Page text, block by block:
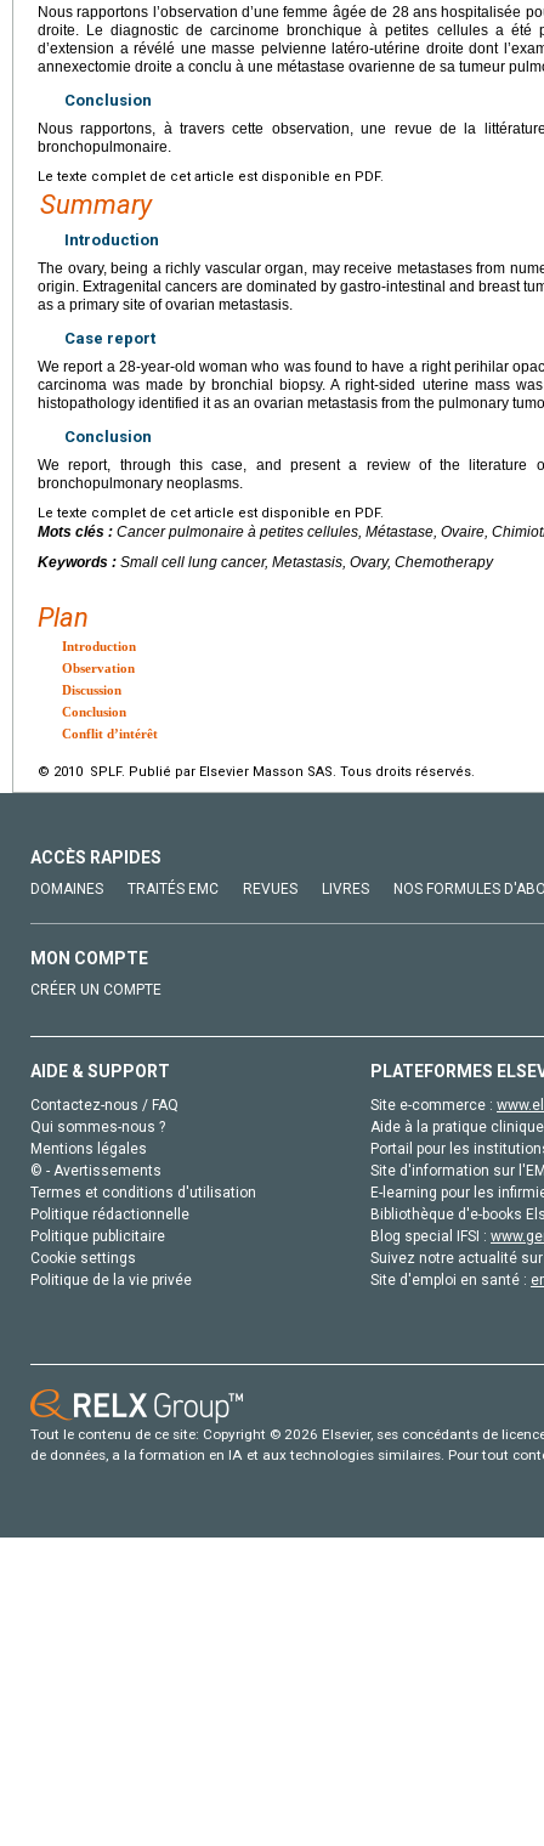
Nous rapportons l’observation d’une femme âgée de 28 ans hospitalisée
droite. Le diagnostic de carcinome bronchique à petites cellules a été
d’extension a révélé une masse pelvienne latéro-utérine droite dont
annexectomie droite a conclu à une métastase ovarienne de sa tumeur
Conclusion
Nous rapportons, à travers cette observation, une revue de la
bronchopulmonaire.
Le texte complet de cet article est disponible en PDF.
Summary
Introduction
The ovary, being a richly vascular organ, may receive metastases from
origin. Extragenital cancers are dominated by gastro-intestinal and breast
as a primary site of ovarian metastasis.
Case report
We report a 28-year-old woman who was found to have a right perihilar
carcinoma was made by bronchial biopsy. A right-sided uterine mass
histopathology identified it as an ovarian metastasis from the pulmonary
Conclusion
We report, through this case, and present a review of the literature
bronchopulmonary neoplasms.
Le texte complet de cet article est disponible en PDF.
Mots clés : Cancer pulmonaire à petites cellules, Métastase, Ovaire,
Keywords : Small cell lung cancer, Metastasis, Ovary, Chemotherapy
Plan
Introduction
Observation
Discussion
Conclusion
Conflit d’intérêt
© 2010 SPLF. Publié par Elsevier Masson SAS. Tous droits réservés.
ACCÈS RAPIDES
DOMAINES TRAITÉS EMC REVUES LIVRES NOS FORMULES
MON COMPTE
CRÉER UN COMPTE
AIDE & SUPPORT
Contactez-nous / FAQ
Qui sommes-nous ?
Mentions légales
© - Avertissements
Termes et conditions d'utilisation
Politique rédactionnelle
Politique publicitaire
Cookie settings
Politique de la vie privée
PLATEFORMES
Site e-commerce :
Aide à la pratique
Portail pour les
Site d'information sur
E-learning pour les
Bibliothèque d'e-books
Blog special IFSI :
Suivez notre actualité
Site d'emploi en santé :
Tout le contenu de ce site: Copyright © 2026 Elsevier, ses concédants de
de données, a la formation en IA et aux technologies similaires. Pour tout